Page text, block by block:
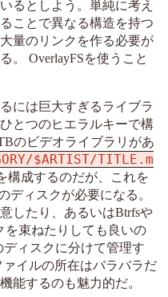
るとしよう。単純に考え
ことで異なる構造を持つ
量のリンクを作る必要が
。 OverlayFSを使うこと
には巨大すぎるライブラ
とつのヒエラルキーで構
のビデオライブラリがあ
$ARTIST/TITLE.m
構成するのだが、これを
ディスクが必要になる。
したり、あるいはBtrfsや
を束ねたりしても良いの
ディスクに分けて管理す
イルの所在はバラバラだ
能するのも魅力的だ。